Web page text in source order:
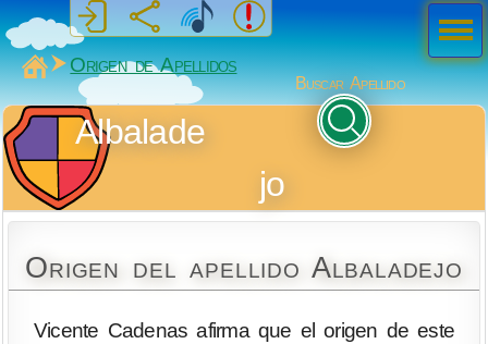
MiSabueso
Origen de Apellidos
Buscar Apellido
Albalade
jo
Origen del apellido Albaladejo
Vicente Cadenas afirma que el origen de este
Men
ú